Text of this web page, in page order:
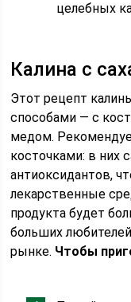
целебных
Калина с
Этот рецепт
способами — с
медом.
косточками: в них
антиоксидантов,
лекарственные
продукта будет
больших
рынке. Чтобы